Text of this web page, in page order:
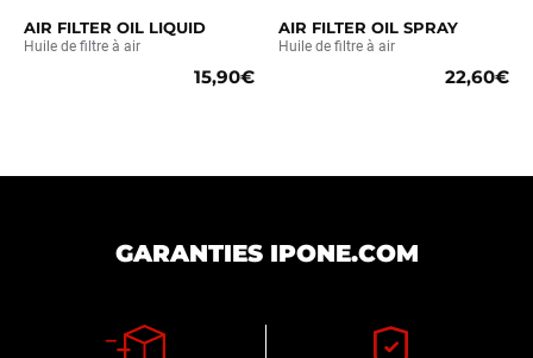
AIR FILTER OIL LIQUID
Huile de filtre à air
15,90€
AIR FILTER OIL SPRAY
Huile de filtre à air
22,60€
GARANTIES IPONE.COM